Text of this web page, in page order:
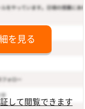
を見る
して閲覧できます